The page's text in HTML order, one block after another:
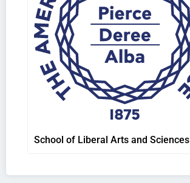
School of Liberal Arts and Sciences